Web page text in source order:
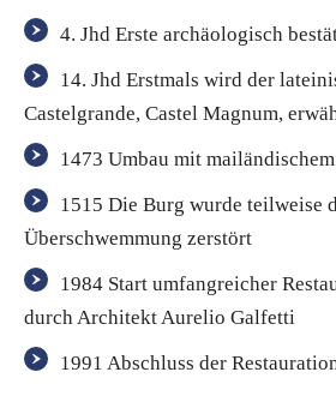
4. Jhd Erste archäologisch
14. Jhd Erstmals wird der
Castelgrande, Castel Magnum,
1473 Umbau mit
1515 Die Burg wurde teilweise
Überschwemmung zerstört
1984 Start umfangreicher
durch Architekt Aurelio Galfetti
1991 Abschluss der